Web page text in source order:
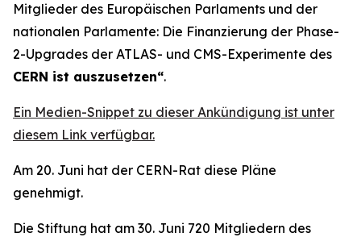
Mitglieder des Europäischen Parlaments und der
nationalen Parlamente: Die Finanzierung der Phase-
2-Upgrades der ATLAS- und CMS-Experimente des
CERN ist auszusetzen“.
Ein Medien-Snippet zu dieser Ankündigung ist unter
diesem Link verfügbar.
Am 20. Juni hat der CERN-Rat diese Pläne
genehmigt.
Die Stiftung hat am 30. Juni 720 Mitgliedern des